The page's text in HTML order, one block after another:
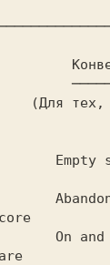
(Для тех,